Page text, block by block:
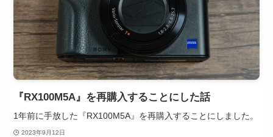
『RX100M5A』を再購入することにした話
1年前に手放した『RX100M5A』を再購入することにしました。
2023年9月12日